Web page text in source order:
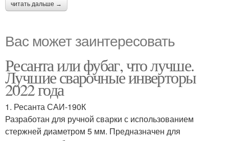
читать дальше →
Вас может заинтересовать
Ресанта или фубаг, что лучше.
Лучшие сварочные инверторы
2022 года
1. Ресанта САИ-190К
Разработан для ручной сварки с использованием
стержней диаметром 5 мм. Предназначен для